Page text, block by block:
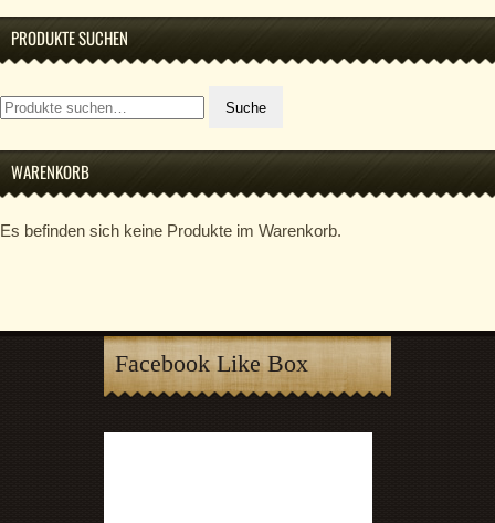
PRODUKTE SUCHEN
Suche
nach:
Suche
WARENKORB
Es befinden sich keine Produkte im Warenkorb.
Facebook Like Box